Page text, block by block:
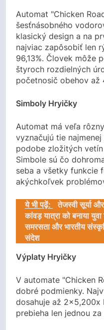
Automat "Chicken
šesťnásobného
klasický design a na
najviac zapôsobiť len
96,13%. Človek môže
štyroch rozdielných
početnosič obehov až
Simboly Hryičky
Automat má veľa
vyznačujú tie
podobe zložitých
Simbole sú čo
seba a všetky funkcie
akýchkoľvek
ये भी पढ़ें:
तेजस्वी सूर्या
कांवड़ यात्रा को बनाया
समरसता और भारतीय
संदेश
Výplaty Hryičky
V automate "Chicken
dobré podmienky.
dosahuje až 2×5,200x
prebieha len jednou za